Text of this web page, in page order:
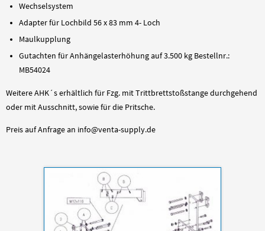
Wechselsystem
Adapter für Lochbild 56 x 83 mm 4- Loch
Maulkupplung
Gutachten für Anhängelasterhöhung auf 3.500 kg Bestellnr.:
MB54024
Weitere AHK´s erhältlich für Fzg. mit Trittbrettstoßstange durchgehend
oder mit Ausschnitt, sowie für die Pritsche.
Preis auf Anfrage an info@venta-supply.de